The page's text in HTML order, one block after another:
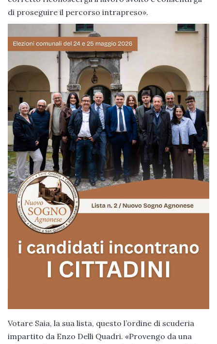
di proseguire il percorso intrapreso».
Votare Saia, la sua lista, questo l’ordine di scuderia
impartito da Enzo Delli Quadri. «Provengo da una